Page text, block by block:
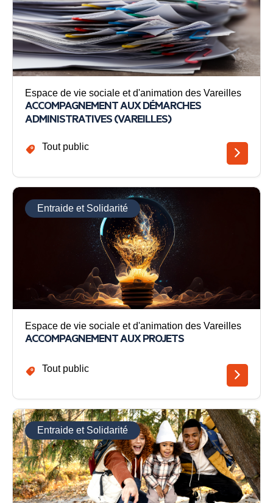
Espace de vie sociale et d'animation des Vareilles
ACCOMPAGNEMENT AUX DÉMARCHES
ADMINISTRATIVES (VAREILLES)
Tout public
Entraide et Solidarité
Espace de vie sociale et d'animation des Vareilles
ACCOMPAGNEMENT AUX PROJETS
Tout public
Entraide et Solidarité